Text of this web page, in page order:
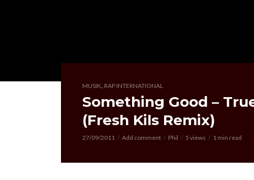
MUSIK, RAP INTERNATIONAL
Something Good –
(Fresh Kils Remix)
27/09/2011 Add comment Phil 5 views 1 min read